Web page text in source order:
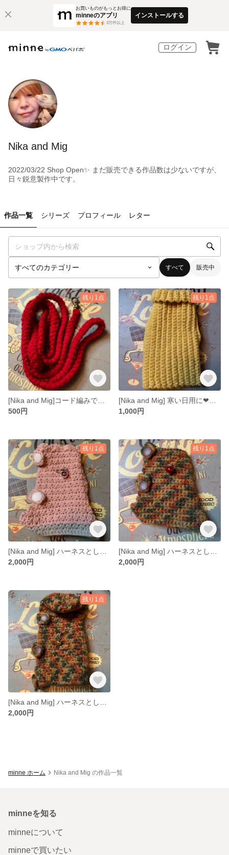
お買いものがもっとお得に
minneのアプリ
3万件以上
インストールする
ログイン
Nika and Mig
2022/03/22 Shop Open✨ まだ販売できる作品数は少ないですが、
日々鋭意製作中です。
作品一覧 シリーズ プロフィール レター
すべて 販売中
残り1点
500円
残り1点
1,000円
残り1点
2,000円
残り1点
2,000円
残り1点
2,000円
minne ホーム Nika and Mig の作品一覧
minneを知る
minneについて
minneで買いたい